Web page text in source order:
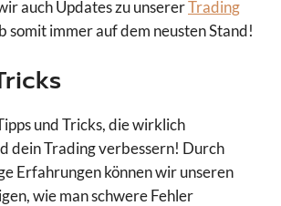
auch Updates zu unsererTrading
somit immer auf dem neusten Stand!
und Tricks, die wirklich
dein Trading verbessern! Durch
Erfahrungen können wir unseren
wie man schwere Fehler